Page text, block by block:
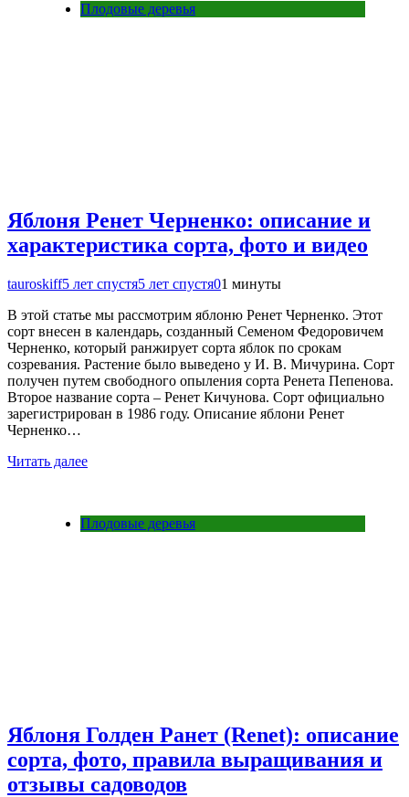
Плодовые деревья
Яблоня Ренет Черненко: описание и
характеристика сорта, фото и видео
tauroskiff5 лет спустя5 лет спустя01 минуты
В этой статье мы рассмотрим яблоню Ренет Черненко. Этот
сорт внесен в календарь, созданный Семеном Федоровичем
Черненко, который ранжирует сорта яблок по срокам
созревания. Растение было выведено у И. В. Мичурина. Сорт
получен путем свободного опыления сорта Ренета Пепенова.
Второе название сорта – Ренет Кичунова. Сорт официально
зарегистрирован в 1986 году. Описание яблони Ренет
Черненко…
Читать далее
Плодовые деревья
Яблоня Голден Ранет (Renet): описание
сорта, фото, правила выращивания и
отзывы садоводов